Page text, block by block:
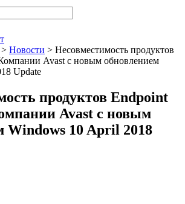
> Новости > Несовместимость продуктов
Avast с новым обновлением
Update
продуктов Endpoint
Avast с новым
Windows 10 April 2018